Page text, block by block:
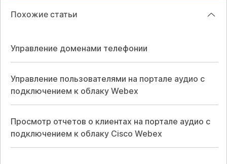
Похожие статьи
Управление доменами телефонии
Управление пользователями на портале аудио с
подключением к облаку Webex
Просмотр отчетов о клиентах на портале аудио с
подключением к облаку Cisco Webex